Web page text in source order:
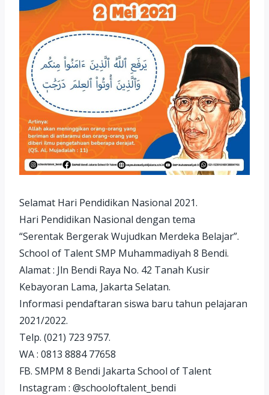
Selamat Hari Pendidikan Nasional 2021.
Hari Pendidikan Nasional dengan tema
“Serentak Bergerak Wujudkan Merdeka Belajar”.
School of Talent SMP Muhammadiyah 8 Bendi.
Alamat : Jln Bendi Raya No. 42 Tanah Kusir
Kebayoran Lama, Jakarta Selatan.
Informasi pendaftaran siswa baru tahun pelajaran
2021/2022.
Telp. (021) 723 9757.
WA : 0813 8884 77658
FB. SMPM 8 Bendi Jakarta School of Talent
Instagram : @schooloftalent_bendi